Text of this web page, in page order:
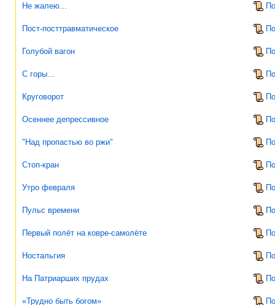
Не жалею...
Пост-посттравматическое
Голубой вагон
С горы...
Круговорот
Осеннее депрессивное
"Над пропастью во ржи"
Стоп-кран
Утро февраля
Пульс времени
Первый полёт на ковре-самолёте
Ностальгия
На Патриарших прудах
«Трудно быть богом»